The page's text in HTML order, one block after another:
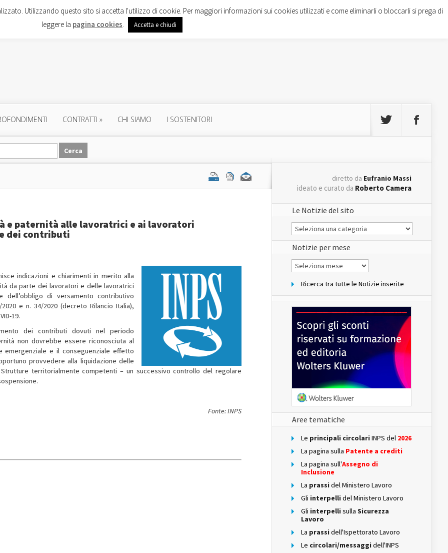
CONTRATTI » CHI SIAMO I SOSTENITORI
e paternità alle lavoratrici e ai lavoratori
dei contributi
indicazioni e chiarimenti in merito alla
da parte dei lavoratori e delle lavoratrici
di versamento contributivo
e n. 34/2020 (decreto Rilancio Italia),
19.
dei contributi dovuti nel periodo
non dovrebbe essere riconosciuta al
emergenziale e il conseguenziale effetto
provvedere alla liquidazione delle
territorialmente competenti – un successivo controllo del regolare
Fonte: INPS
diretto da Eufranio Massi
ideato e curato da Roberto Camera
Le Notizie del sito
Le
Notizie
del
sito
Notizie per mese
Notizie
per
Ricerca tra tutte le Notizie inserite
Aree tematiche
Le principali circolari INPS del 2026
La pagina sulla Patente a crediti
La pagina sull'Assegno di
Inclusione
La prassi del Ministero Lavoro
Gli interpelli del Ministero Lavoro
Gli interpelli sulla Sicurezza
Lavoro
La prassi dell'Ispettorato Lavoro
Le circolari/messaggi dell'INPS
Utilizzando questo sito si accetta l'utilizzo di cookie. Per maggiori informazioni sui cookies utilizzati e come eliminarli o bloccarli si prega di
leggere la pagina cookies. Accetta e chiudi